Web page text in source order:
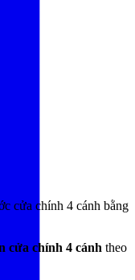
cửa chính 4 cánh bằng
cửa chính 4 cánh theo